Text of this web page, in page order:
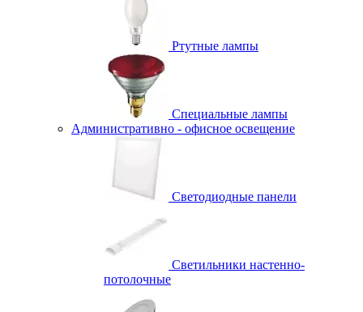
Ртутные лампы
Специальные лампы
Административно - офисное освещение
Светодиодные панели
Светильники настенно-
потолочные